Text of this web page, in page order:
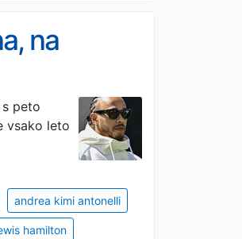
na
peto
vsako leto
andrea kimi antonelli
hamilton